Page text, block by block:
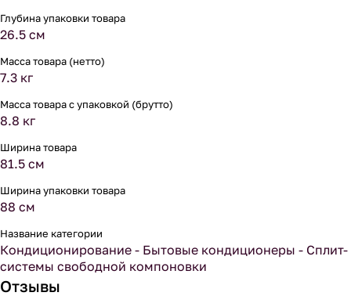
Глубина упаковки товара
26.5 см
Масса товара (нетто)
7.3 кг
Масса товара с упаковкой (брутто)
8.8 кг
Ширина товара
81.5 см
Ширина упаковки товара
88 см
Название категории
Кондиционирование - Бытовые кондиционеры - Сплит-
системы свободной компоновки
Отзывы